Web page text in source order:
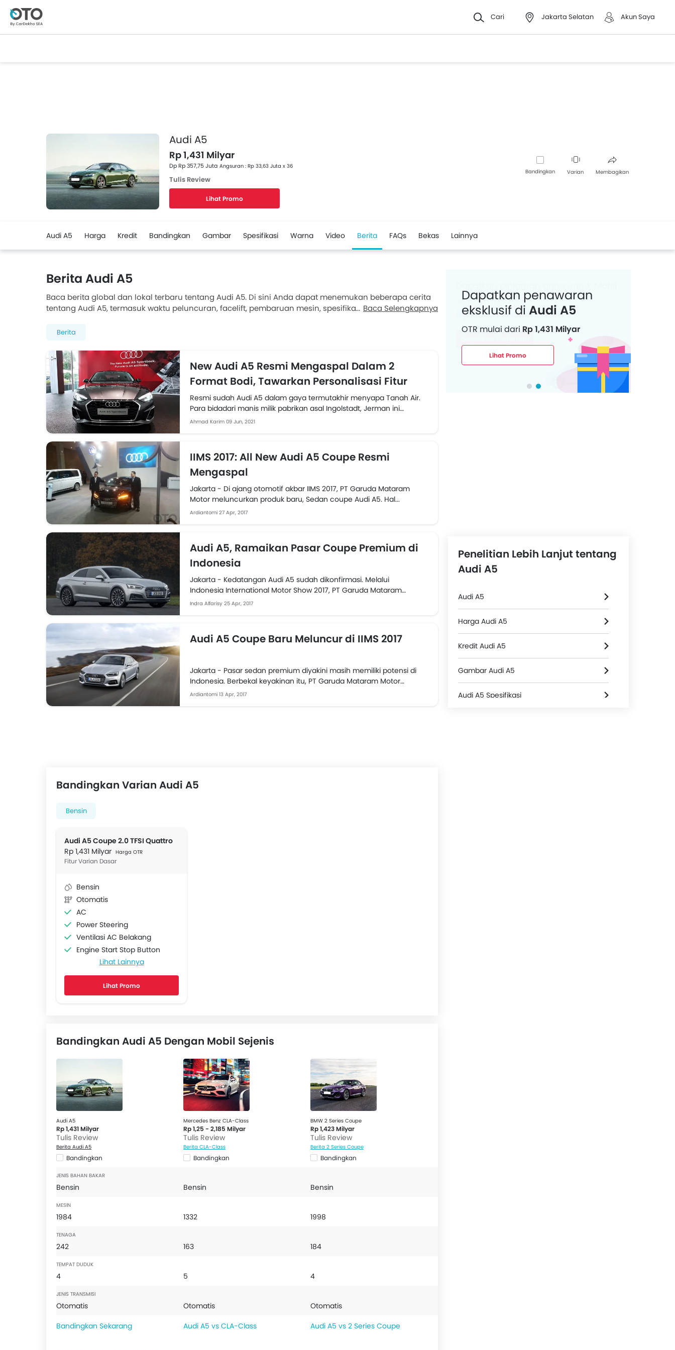
Cari Jakarta Selatan Akun Saya
Audi A5
Rp 1,431 Milyar
Dp Rp 357,75 Juta Angsuran : Rp 33,63 Juta x 36
Tulis Review
Lihat Promo
Bandingkan Varian Membagikan
Audi A5 Harga Kredit Bandingkan Gambar Spesifikasi Warna Video Berita FAQs Bekas Lainnya
Berita Audi A5
Baca berita global dan lokal terbaru tentang Audi A5. Di sini Anda dapat menemukan beberapa cerita
tentang Audi A5, termasuk waktu peluncuran, facelift, pembaruan mesin, spesifikasi, perbandingan,
Baca Selengkapnya
Berita
New Audi A5 Resmi Mengaspal Dalam 2
Format Bodi, Tawarkan Personalisasi Fitur
Resmi sudah Audi A5 dalam gaya termutakhir menyapa Tanah Air.
Para bidadari manis milik pabrikan asal Ingolstadt, Jerman ini
datang...
Ahmad Karim 09 Jun, 2021
IIMS 2017: All New Audi A5 Coupe Resmi
Mengaspal
Jakarta - Di ajang otomotif akbar IIMS 2017, PT Garuda Mataram
Motor meluncurkan produk baru, Sedan coupe Audi A5. Hal...
Ardiantomi 27 Apr, 2017
Audi A5, Ramaikan Pasar Coupe Premium di
Indonesia
Jakarta - Kedatangan Audi A5 sudah dikonfirmasi. Melalui
Indonesia International Motor Show 2017, PT Garuda Mataram
Motor selaku agen pemegang...
Indra Alfarisy 25 Apr, 2017
Audi A5 Coupe Baru Meluncur di IIMS 2017
Jakarta - Pasar sedan premium diyakini masih memiliki potensi di
Indonesia. Berbekal keyakinan itu, PT Garuda Mataram Motor
selaku agen...
Ardiantomi 13 Apr, 2017
Bandingkan Varian Audi A5
Bensin
Audi A5 Coupe 2.0 TFSI Quattro
Rp 1,431 Milyar Harga OTR
Fitur Varian Dasar
Bensin
Otomatis
AC
Power Steering
Ventilasi AC Belakang
Engine Start Stop Button
Power Outlet
Lingkar kemudi Dengan Tombol Multi Fungsi
Radio AM/FM
Soket USB
Automatic Climate Control
Power Window Depan
Adjustable Seats
Headrest Kursi Belakang
Arm Rest Belakang Tengah
Pengaturan Posisi Stir
Perintah Suara
Layar Sentuh
Cup Holder - depan
Bottle Holder
Vanity Mirror
Kantong Udara Pengemudi
Sabuk Pengaman Belakang
Pengingat Pemakaian Sabuk Pengaman
Lihat Lainnya
Lihat Promo
Bandingkan Audi A5 Dengan Mobil Sejenis
Audi A5
Rp 1,431 Milyar
Tulis Review
Berita Audi A5
Bandingkan
Mercedes Benz CLA-Class
Rp 1,25 - 2,185 Milyar
Tulis Review
Berita CLA-Class
Bandingkan
BMW 2 Series Coupe
Rp 1,423 Milyar
Tulis Review
Berita 2 Series Coupe
Bandingkan
JENIS BAHAN BAKAR
Bensin Bensin Bensin
MESIN
1984 1332 1998
TENAGA
242 163 184
TEMPAT DUDUK
4 5 4
JENIS TRANSMISI
Otomatis Otomatis
Otomatis
Bandingkan Sekarang
Audi A5 vs CLA-Class Audi A5 vs 2 Series Coupe
Dapatkan penawaran
eksklusif di Audi A5
OTR mulai dari Rp 1,431 Milyar
Lihat Promo
Penelitian Lebih Lanjut tentang
Audi A5
Audi A5
Harga Audi A5
Kredit Audi A5
Gambar Audi A5
Audi A5 Spesifikasi